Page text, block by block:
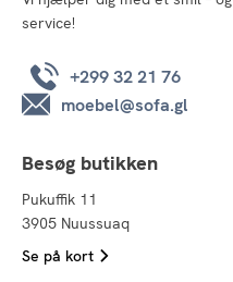
service!
+299 32 21 76
moebel@sofa.gl
Besøg butikken
Pukuffik 11
3905 Nuussuaq
Se på kort